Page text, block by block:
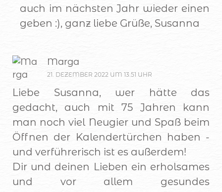
auch im nächsten Jahr wieder einen
geben :), ganz liebe Grüße, Susanna
Marga
21. DEZEMBER 2022 UM 13:51 UHR
Liebe Susanna, wer hätte das
gedacht, auch mit 75 Jahren kann
man noch viel Neugier und Spaß beim
Öffnen der Kalendertürchen haben -
und verführerisch ist es außerdem!
Dir und deinen Lieben ein erholsames
und vor allem gesundes